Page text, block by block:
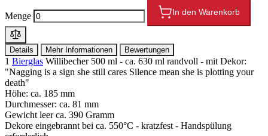
Menge In den Warenkorb
Details Mehr Informationen Bewertungen
1 Bierglas Willibecher 500 ml - ca. 630 ml randvoll - mit Dekor:
"Nagging is a sign she still cares Silence mean she is plotting your
death"
Höhe: ca. 185 mm
Durchmesser: ca. 81 mm
Gewicht leer ca. 390 Gramm
Dekore eingebrannt bei ca. 550°C - kratzfest - Handspülung